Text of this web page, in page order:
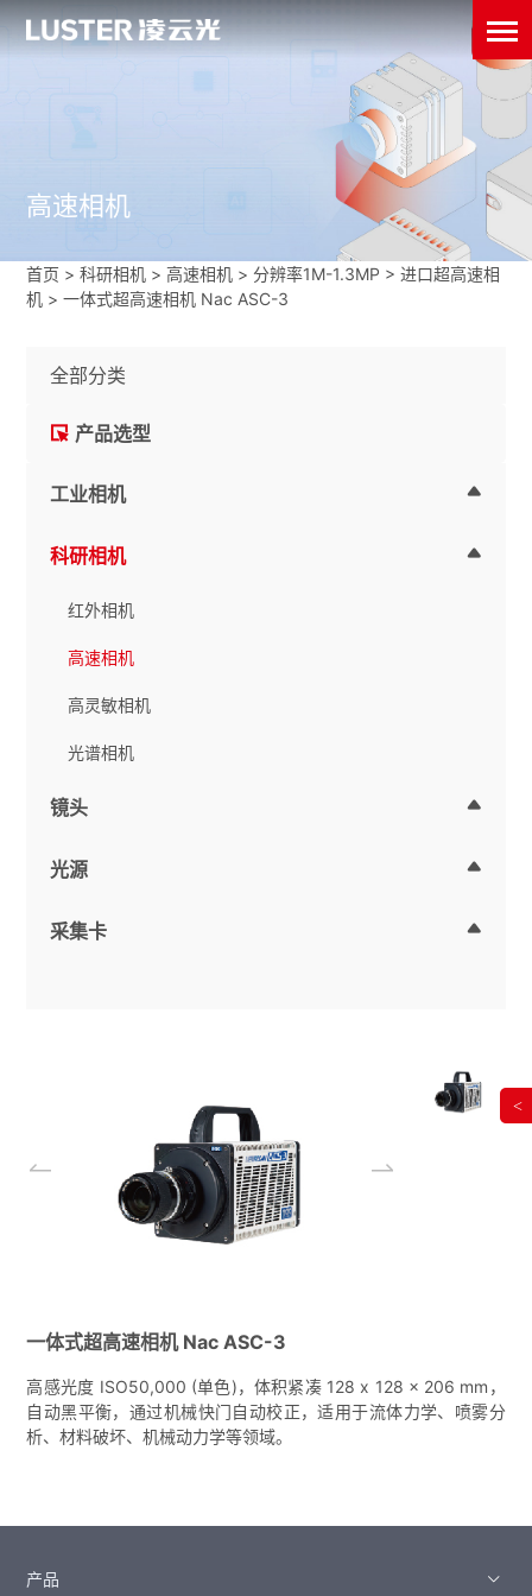
高速相机
首页 >科研相机 >高速相机 >分辨率1M-1.3MP >进口超高速相
机 >一体式超高速相机 Nac ASC-3
全部分类
产品选型
工业相机
科研相机
红外相机
高速相机
高灵敏相机
光谱相机
镜头
光源
采集卡
一体式超高速相机 Nac ASC-3
高感光度 ISO50,000 (单色)，体积紧凑 128 x 128 x 206 mm，
自动黑平衡，通过机械快门自动校正，适用于流体力学、喷雾分
析、材料破坏、机械动力学等领域。
产品
<